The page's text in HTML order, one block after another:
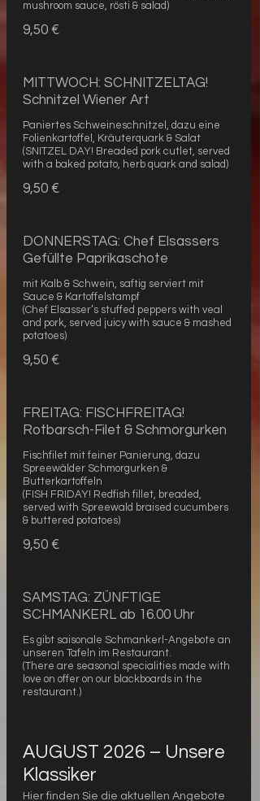
mushroom sauce, rösti & salad)
9,50 €
MITTWOCH: SCHNITZELTAG!
Schnitzel Wiener Art
Paniertes Schweineschnitzel, dazu eine
Folienkartoffel, Kräuterquark & Salat
(SNITZEL DAY! Breaded pork cutlet, served
with a baked potato, herb quark and salad)
9,50 €
DONNERSTAG: Chef Elsassers
Gefüllte Paprikaschote
mit Kalb & Schwein, saftig serviert mit
Sauce & Kartoffelstampf
(Chef Elsasser’s stuffed peppers with veal
and pork, served juicy with sauce & mashed
potatoes)
9,50 €
FREITAG: FISCHFREITAG!
Rotbarsch-Filet & Schmorgurken
Fischfilet mit feiner Panierung, dazu
Spreewälder Schmorgurken &
Butterkartoffeln
(FISH FRIDAY! Redfish fillet, breaded,
served with Spreewald braised cucumbers
& buttered potatoes)
9,50 €
SAMSTAG: ZÜNFTIGE
SCHMANKERL ab 16.00 Uhr
Es gibt saisonale Schmankerl-Angebote an
unseren Tafeln im Restaurant.
(There are seasonal specialities made with
love on offer on our blackboards in the
restaurant.)
AUGUST 2026 – Unsere
Klassiker
Hier finden Sie die aktuellen Angebote